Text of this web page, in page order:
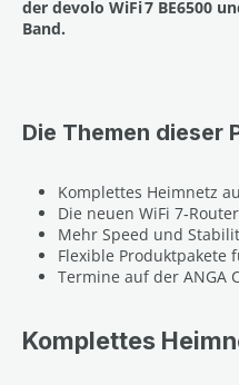
der devolo WiFi 7 BE6500
Band.
Die Themen dieser
Komplettes Heimnetz
Die neuen WiFi
Mehr Speed und
Flexible Produktpakete
Termine auf der ANGA
Komplettes